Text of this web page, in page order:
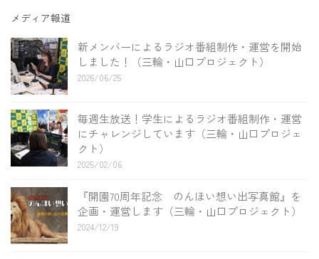
メディア報道
新メンバーによるラジオ番組制作・運営を開始
しました！（三輪・山口プロジェクト）
2026/06/25
毎週生放送！学生によるラジオ番組制作・運営
にチャレンジしています（三輪・山口プロジェ
クト）
2025/02/06
『開園70周年記念 のんほい想い出写真館』を
企画・運営します（三輪・山口プロジェクト）
2024/12/19